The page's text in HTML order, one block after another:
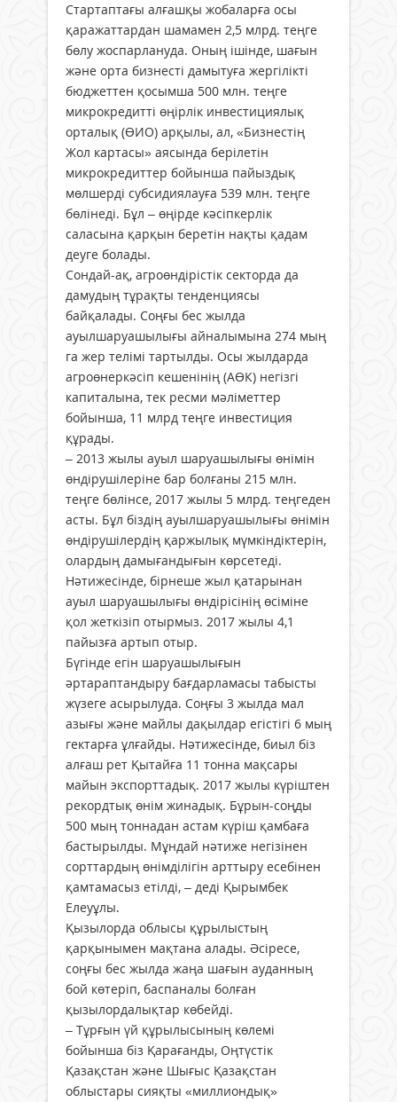
Стартаптағы алғашқы жобаларға осы
қаражаттардан шамамен 2,5 млрд. теңге
бөлу жоспарлануда. Оның ішінде, шағын
және орта бизнесті дамытуға жергілікті
бюджеттен қосымша 500 млн. теңге
микрокредитті өңірлік инвестициялық
орталық (ӨИО) арқылы, ал, «Бизнестің
Жол картасы» аясында берілетін
микрокредиттер бойынша пайыздық
мөлшерді субсидиялауға 539 млн. теңге
бөлінеді. Бұл – өңірде кәсіпкерлік
саласына қарқын беретін нақты қадам
деуге болады.
Сондай-ақ, агроөндірістік секторда да
дамудың тұрақты тенденциясы
байқалады. Соңғы бес жылда
ауылшаруашылығы айналымына 274 мың
га жер телімі тартылды. Осы жылдарда
агроөнеркәсіп кешенінің (АӨК) негізгі
капиталына, тек ресми мәліметтер
бойынша, 11 млрд теңге инвестиция
құрады.
– 2013 жылы ауыл шаруашылығы өнімін
өндірушілеріне бар болғаны 215 млн.
теңге бөлінсе, 2017 жылы 5 млрд. теңгеден
асты. Бұл біздің ауылшаруашылығы өнімін
өндірушілердің қаржылық мүмкіндіктерін,
олардың дамығандығын көрсетеді.
Нәтижесінде, бірнеше жыл қатарынан
ауыл шаруашылығы өндірісінің өсіміне
қол жеткізіп отырмыз. 2017 жылы 4,1
пайызға артып отыр.
Бүгінде егін шаруашылығын
әртараптандыру бағдарламасы табысты
жүзеге асырылуда. Соңғы 3 жылда мал
азығы және майлы дақылдар егістігі 6 мың
гектарға ұлғайды. Нәтижесінде, биыл біз
алғаш рет Қытайға 11 тонна мақсары
майын экспорттадық. 2017 жылы күріштен
рекордтық өнім жинадық. Бұрын-соңды
500 мың тоннадан астам күріш қамбаға
бастырылды. Мұндай нәтиже негізінен
сорттардың өнімділігін арттыру есебінен
қамтамасыз етілді, – деді Қырымбек
Елеуұлы.
Қызылорда облысы құрылыстың
қарқынымен мақтана алады. Әсіресе,
соңғы бес жылда жаңа шағын ауданның
бой көтеріп, баспаналы болған
қызылордалықтар көбейді.
– Тұрғын үй құрылысының көлемі
бойынша біз Қарағанды, Оңтүстік
Қазақстан және Шығыс Қазақстан
облыстары сияқты «миллиондық»